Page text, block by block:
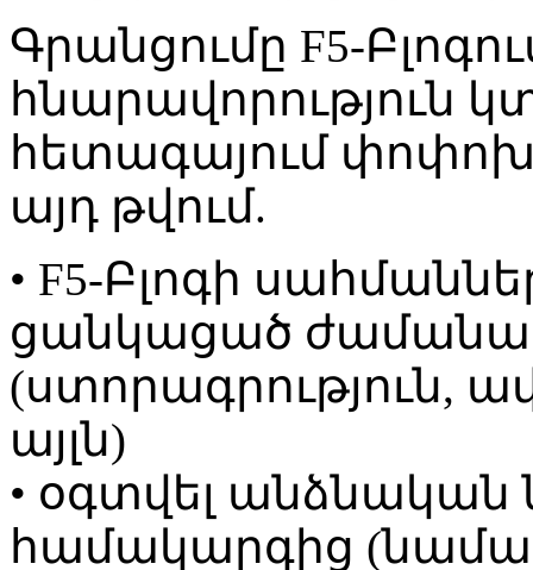
Գրանցումը F5-
հնարավորություն
հետագայում
այդ թվում.
• F5-Բլոգի
ցանկացած
(ստորագրություն,
այլն)
• օգտվել անձնական
համակարգից